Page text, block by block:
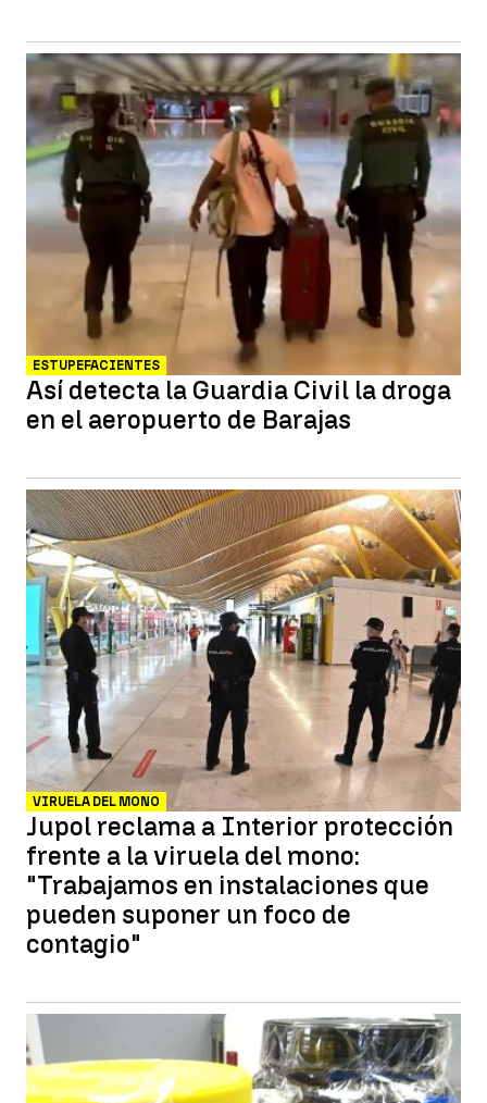
ESTUPEFACIENTES
Así detecta la Guardia Civil la droga
en el aeropuerto de Barajas
VIRUELA DEL MONO
Jupol reclama a Interior protección
frente a la viruela del mono:
"Trabajamos en instalaciones que
pueden suponer un foco de
contagio"